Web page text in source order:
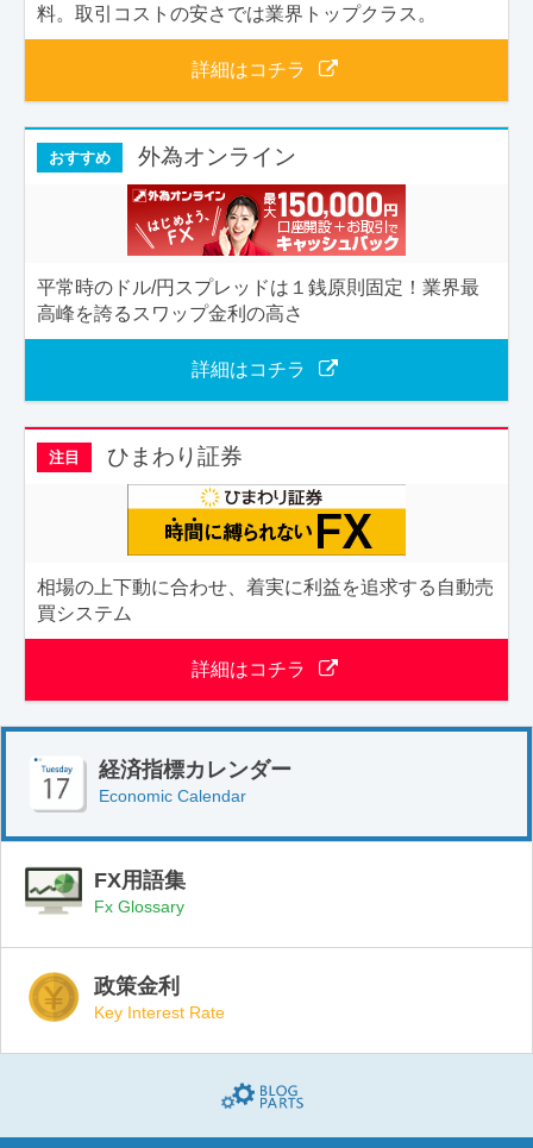
料。取引コストの安さでは業界トップクラス。
詳細はコチラ
おすすめ 外為オンライン
平常時のドル/円スプレッドは１銭原則固定！業界最
高峰を誇るスワップ金利の高さ
詳細はコチラ
注目 ひまわり証券
相場の上下動に合わせ、着実に利益を追求する自動売
買システム
詳細はコチラ
経済指標カレンダー
Economic Calendar
FX用語集
Fx Glossary
政策金利
Key Interest Rate